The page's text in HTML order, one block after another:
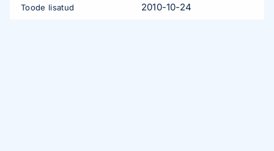
Toode lisatud 2010-10-24